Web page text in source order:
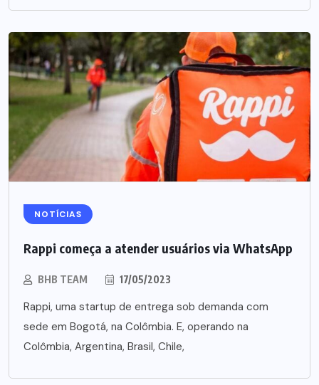
NOTÍCIAS
Rappi começa a atender usuários via WhatsApp
BHB TEAM 17/05/2023
Rappi, uma startup de entrega sob demanda com
sede em Bogotá, na Colômbia. E, operando na
Colômbia, Argentina, Brasil, Chile,